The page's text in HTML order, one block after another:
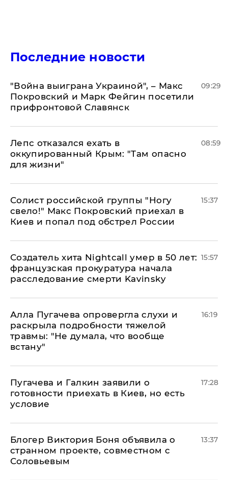
Последние новости
"Война выиграна Украиной", – Макс
Покровский и Марк Фейгин посетили
прифронтовой Славянск
09:29
Лепс отказался ехать в
оккупированный Крым: "Там опасно
для жизни"
08:59
Солист российской группы "Ногу
свело!" Макс Покровский приехал в
Киев и попал под обстрел России
15:37
Создатель хита Nightcall умер в 50 лет:
французская прокуратура начала
расследование смерти Kavinsky
15:57
Алла Пугачева опровергла слухи и
раскрыла подробности тяжелой
травмы: "Не думала, что вообще
встану"
16:19
Пугачева и Галкин заявили о
готовности приехать в Киев, но есть
условие
17:28
Блогер Виктория Боня объявила о
странном проекте, совместном с
Соловьевым
13:37